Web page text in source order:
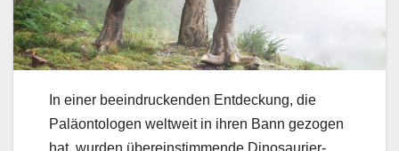
In einer beeindruckenden Entdeckung, die
Paläontologen weltweit in ihren Bann gezogen
hat, wurden übereinstimmende Dinosaurier-